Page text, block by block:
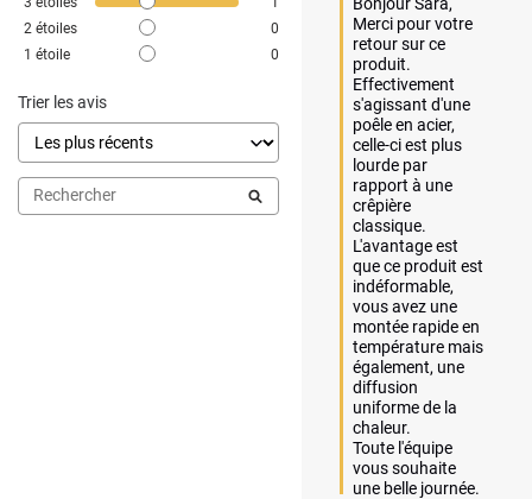
2 étoiles
0
1 étoile 0
Trier les avis
Merci pour votre
retour sur ce
produit.
Effectivement
s'agissant d'une
poêle en acier,
celle-ci est plus
lourde par
rapport à une
crêpière
classique.
L'avantage est
que ce produit est
indéformable,
vous avez une
montée rapide en
température mais
également, une
diffusion
uniforme de la
chaleur.
Toute l'équipe
vous souhaite
une belle journée.